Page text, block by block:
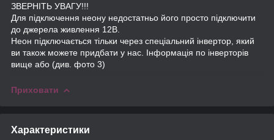
ЗВЕРНІТЬ УВАГУ!!!
Для підключення неону недостатньо його просто підключити
до джерела живлення 12В.
Неон підключається тільки через спеціальний інвертор, який
ви також можете придбати у нас. Інформація по інверторів
вище або (див. фото 3)
Приховати
Характеристики